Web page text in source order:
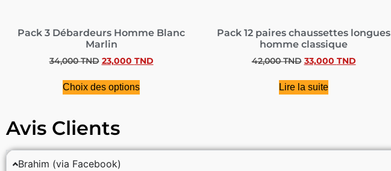
Pack 3 Débardeurs Homme Blanc
Marlin
34,000TND 23,000 TND
Choix des options
Pack 12 paires chaussettes longues
homme classique
42,000TND 33,000 TND
Lire la suite
Avis Clients
Brahim (via Facebook)